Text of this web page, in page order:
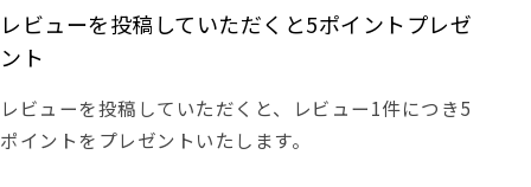
レビューを投稿していただくと5ポイントプレゼ
ント
レビューを投稿していただくと、レビュー1件につき5
ポイントをプレゼントいたします。